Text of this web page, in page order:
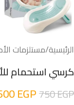
الرئيسية/مستلزمات
كرسي استحمام
750EGP
EGP